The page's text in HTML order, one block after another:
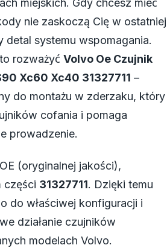
miejskich. Gdy chcesz mieć
nie zaskoczą Cię w ostatniej
detal systemu wspomagania.
rozważyć Volvo Oe Czujnik
Xc60 Xc40 31327711 –
do montażu w zderzaku, który
cofania i pomaga
prowadzenie.
(oryginalnej jakości),
części 31327711. Dzięki temu
do właściwej konfiguracji i
działanie czujników
modelach Volvo.